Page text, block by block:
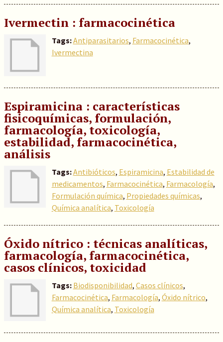
Ivermectin : farmacocinética
Tags:Antiparasitarios, Farmacocinética,
Ivermectina
Espiramicina : características
fisicoquímicas, formulación,
farmacología, toxicología,
estabilidad, farmacocinética,
análisis
Tags:Antibióticos, Espiramicina, Estabilidad de
medicamentos, Farmacocinética, Farmacología,
Formulación química, Propiedades químicas,
Química analítica, Toxicología
Óxido nítrico : técnicas analíticas,
farmacología, farmacocinética,
casos clínicos, toxicidad
Tags: Biodisponibilidad, Casos clínicos,
Farmacocinética, Farmacología, Óxido nítrico,
Química analítica, Toxicología